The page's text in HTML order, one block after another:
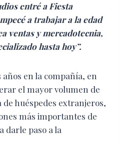
entré a Fiesta
a trabajar a la edad
ventas y mercadotecnia,
hasta hoy”.
años en la compañía, en
el mayor volumen de
huéspedes extranjeros,
más importantes de
darle paso a la